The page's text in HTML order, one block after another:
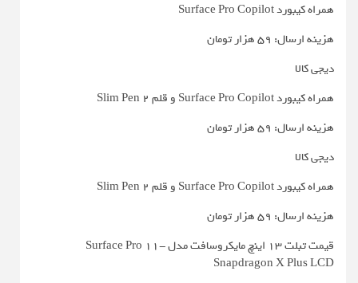
همراه کیبورد Surface Pro Copilot
هزینه ارسال: 59 هزار تومان
دیجی کالا
همراه کیبورد Surface Pro Copilot و قلم Slim Pen 2
هزینه ارسال: 59 هزار تومان
دیجی کالا
همراه کیبورد Surface Pro Copilot و قلم Slim Pen 2
هزینه ارسال: 59 هزار تومان
قیمت تبلت 13 اینچ مایکروسافت مدل Surface Pro 11-
Snapdragon X Plus LCD